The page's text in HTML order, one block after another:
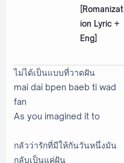
[Romanizat
ion Lyric +
Eng]
ไม่ได้เป็นแบบที่วาดฝัน
mai dai bpen baeb ti wad
fan
As you imagined it to
กลัวว่ารักที่มีให้กันวันหนึ่งมัน
กลับเป็นแค่ฝัน